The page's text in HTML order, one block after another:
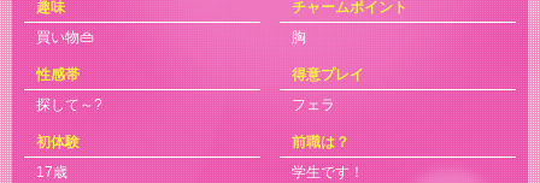
趣味
買い物👜
チャームポイント
胸
性感帯
探して～?
得意プレイ
フェラ
初体験
17歳
前職は？
学生です！